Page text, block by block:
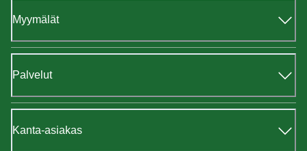
Myymälät
Palvelut
Kanta-asiakas